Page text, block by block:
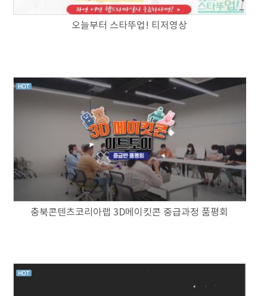
오늘부터 스타뚜업! 티저영상
충북콘텐츠코리아랩 3D메이킷콘 중급과정 품평회